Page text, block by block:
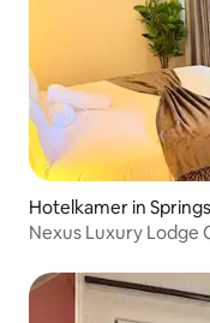
Hotelkamer in Springs
Nexus Luxury Lodge